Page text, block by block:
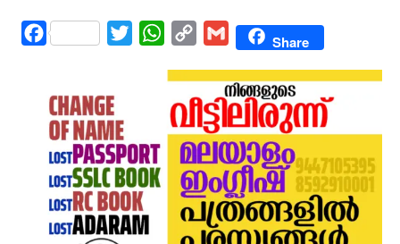
Facebook Twitter WhatsAppCopy
Gmail Share